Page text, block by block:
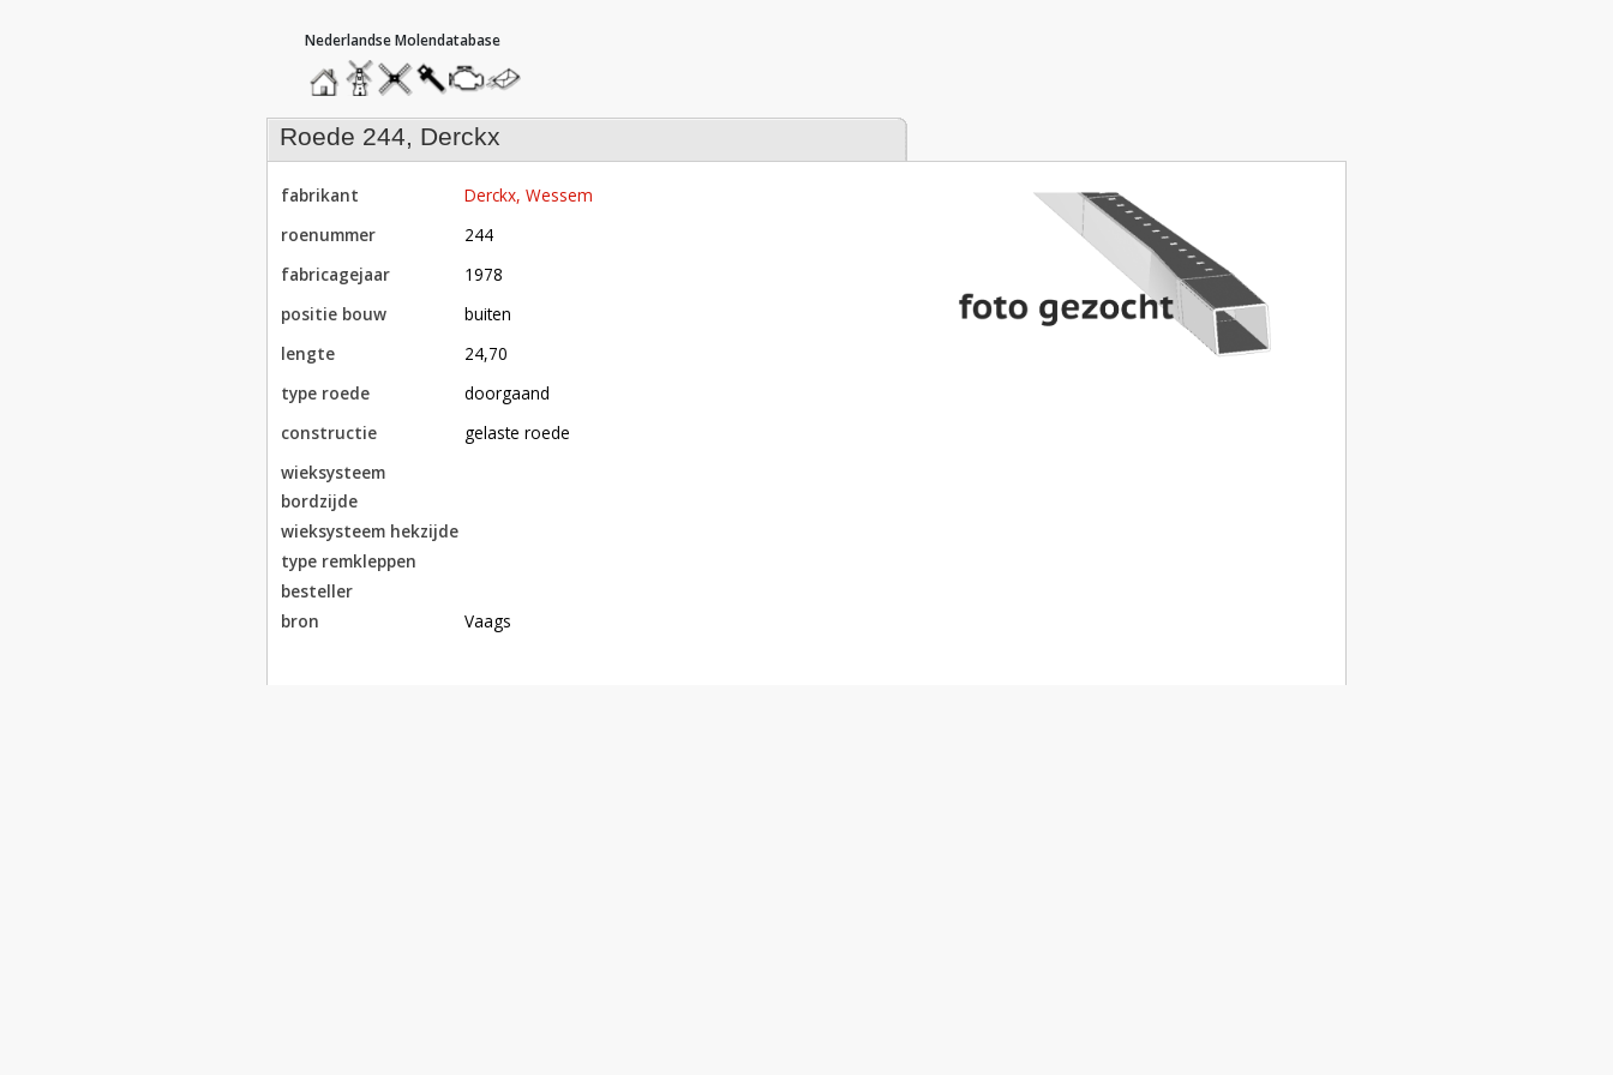
hoofdmenu
homemolendatabase
roedendatabase
assendatabase
motorendatabase
stuur
een
bericht
roede 244, Derckx
fabrikant
Derckx, Wessem
roenummer
244
fabricagejaar
1978
positie bouw
buiten
lengte
24,70
type roede
doorgaand
constructie
gelaste roede
wieksysteem
bordzijde
wieksysteem hekzijde
type remkleppen
besteller
bron